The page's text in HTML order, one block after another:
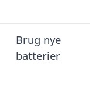
Brug nye
batterier